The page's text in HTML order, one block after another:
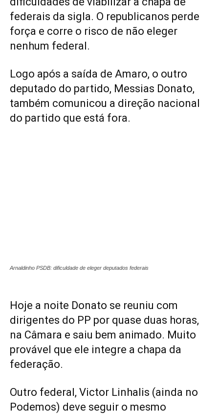
federais da sigla. O republicanos perde
força e corre o risco de não eleger
nenhum federal.
Logo após a saída de Amaro, o outro
deputado do partido, Messias Donato,
também comunicou a direção nacional
do partido que está fora.
Arnaldinho PSDB: dificuldade de eleger deputados federais
Hoje a noite Donato se reuniu com
dirigentes do PP por quase duas horas,
na Câmara e saiu bem animado. Muito
provável que ele integre a chapa da
federação.
Outro federal, Victor Linhalis (ainda no
Podemos) deve seguir o mesmo